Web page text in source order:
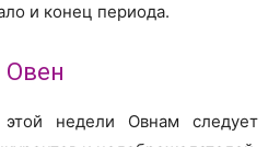
и конец периода.
Овен
недели Овнам следует